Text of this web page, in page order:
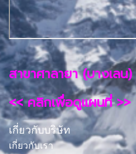
สาขาศาลายา (บางเลน)
<< คลิกเพื่อดูแผนที่ >>
เกี่ยวกับบริษัท
เกี่ยวกับเรา